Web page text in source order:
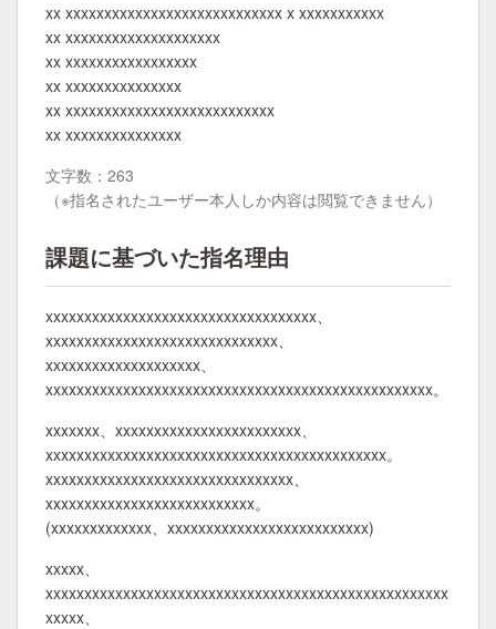
xx xxxxxxxxxxxxxxxxxxxxxxxxxxxx x xxxxxxxxxxx
xx xxxxxxxxxxxxxxxxxxxx
xx xxxxxxxxxxxxxxxxx
xx xxxxxxxxxxxxxxx
xx xxxxxxxxxxxxxxxxxxxxxxxxxxx
xx xxxxxxxxxxxxxxx
文字数：263
（※指名されたユーザー本人しか内容は閲覧できません）
課題に基づいた指名理由
xxxxxxxxxxxxxxxxxxxxxxxxxxxxxxxxxxx、
xxxxxxxxxxxxxxxxxxxxxxxxxxxxxx、
xxxxxxxxxxxxxxxxxxxx、
xxxxxxxxxxxxxxxxxxxxxxxxxxxxxxxxxxxxxxxxxxxxxxxxxx。
xxxxxxx、xxxxxxxxxxxxxxxxxxxxxxxx、
xxxxxxxxxxxxxxxxxxxxxxxxxxxxxxxxxxxxxxxxxxxx。
xxxxxxxxxxxxxxxxxxxxxxxxxxxxxxxx、
xxxxxxxxxxxxxxxxxxxxxxxxxxx。
(xxxxxxxxxxxxx、xxxxxxxxxxxxxxxxxxxxxxxxxx)
xxxxx、
xxxxxxxxxxxxxxxxxxxxxxxxxxxxxxxxxxxxxxxxxxxxxxxxxxxx
xxxxx、